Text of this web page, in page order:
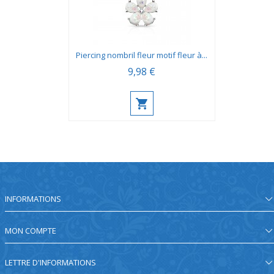
Piercing nombril fleur motif fleur à...
9,98 €
INFORMATIONS
MON COMPTE
LETTRE D'INFORMATIONS